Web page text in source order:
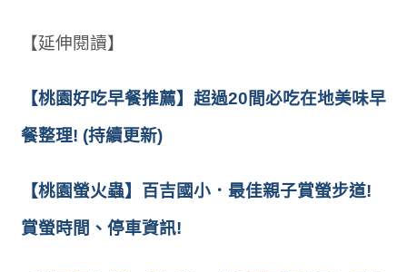
【延伸閱讀】
【桃園好吃早餐推薦】超過20間必吃在地美味早
餐整理! (持續更新)
【桃園螢火蟲】百吉國小．最佳親子賞螢步道!
賞螢時間、停車資訊!